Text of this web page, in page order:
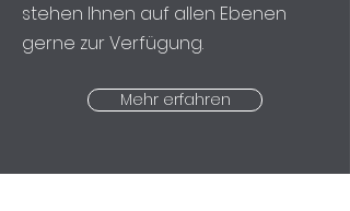
stehen Ihnen auf allen Ebenen
gerne zur Verfügung.
Mehr erfahren